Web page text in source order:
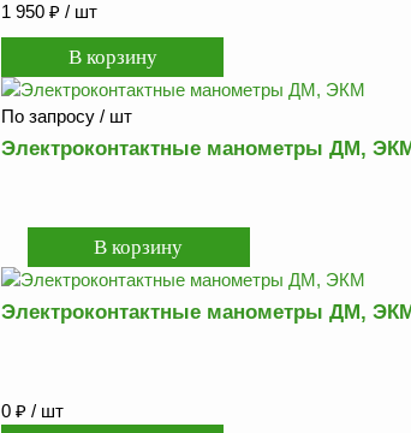
1 950 ₽ / шт
По запросу / шт
Электроконтактные манометры ДМ,
Электроконтактные манометры ДМ,
0 ₽ / шт